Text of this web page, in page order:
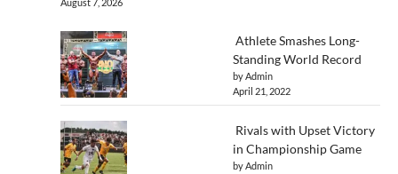
Athlete Smashes Long-
Standing World Record
by Admin
April 21, 2022
Rivals with Upset Victory
in Championship Game
by Admin